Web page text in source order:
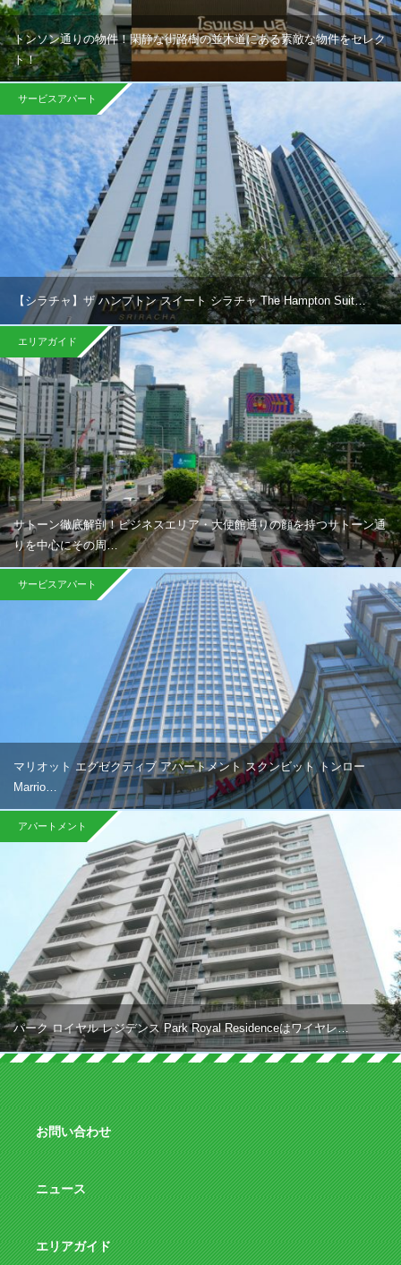
トンソン通りの物件！閑静な街路樹の並木道にある素敵な物件をセレク
ト！
サービスアパート
【シラチャ】ザ ハンプトン スイート シラチャ The Hampton Suit…
エリアガイド
サトーン徹底解剖！ビジネスエリア・大使館通りの顔を持つサトーン通
りを中心にその周…
サービスアパート
マリオット エグゼクティブ アパートメント スクンビット トンロー
Marrio…
アパートメント
パーク ロイヤル レジデンス Park Royal Residenceはワイヤレ…
お問い合わせ
ニュース
エリアガイド